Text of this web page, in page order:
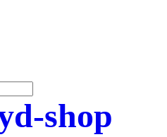
shop